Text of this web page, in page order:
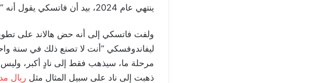
ينتهي عام 2024، بيد أن فاتسكي يقول أنه “لا يعتقد” أن المهاجم سيغادر فى نهاية الموسم.
ولفت فاتسكي إلى أنه حض هالاند على
ليفاندوفسكي “أنت لا تصنع ذلك في سنة
مرحلة ما، سيذهب فقط إلى نادٍ أكبر، وليس
ذهبت إلى ناد على سبيل المثال مثل ريال